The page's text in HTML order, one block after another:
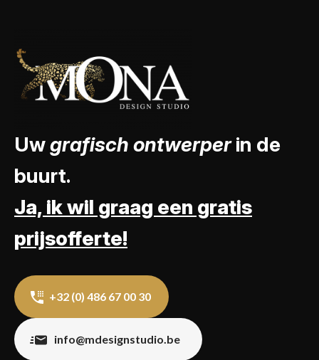
Uwgrafisch ontwerperin de
buurt.
Ja, ik wil graag een gratis
prijsofferte!
+32 (0) 486 67 00 30
info@mdesignstudio.be